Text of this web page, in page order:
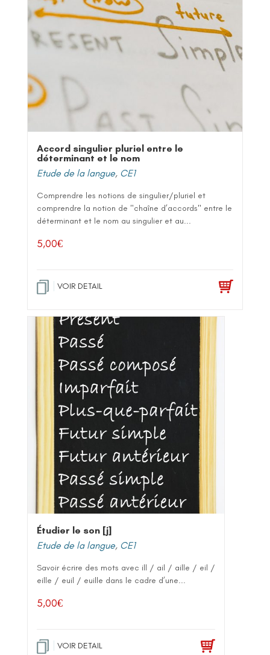
Accord singulier pluriel entre le
déterminant et le nom
Etude de la langue, CE1
Comprendre les notions de singulier/pluriel et
comprendre la notion de "chaîne d’accords" entre le
déterminant et le nom au singulier et au...
5,00€
VOIR DETAIL
Étudier le son [j]
Etude de la langue, CE1
Savoir écrire des mots avec ill / ail / aille / eil /
eille / euil / euille dans le cadre d’une...
5,00€
VOIR DETAIL